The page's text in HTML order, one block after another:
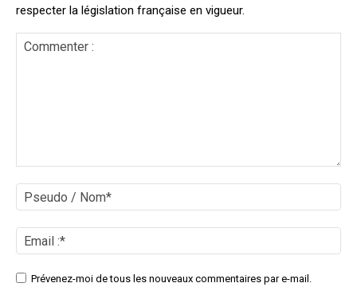
respecter la législation française en vigueur.
/
:*
SitePrévenez-moi de tous les nouveaux commentaires par e-mail.